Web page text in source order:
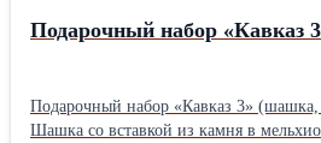
Подарочный набор «Кавказ
Подарочный набор «Кавказ 3» (шашка,
Шашка со вставкой из камня в